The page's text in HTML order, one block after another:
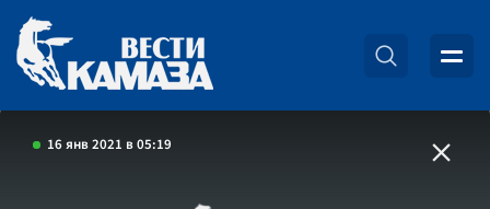
16 янв 2021 в 05:19